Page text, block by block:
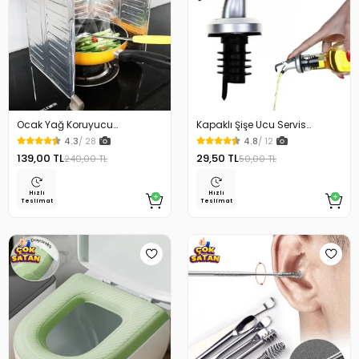
Ocak Yağ Koruyucu
Alüminyum Levha 32.5 x 84
Cm
4.3/ 28
139,00 TL240,00 TL
Hızlı
Teslimat
Kapaklı Şişe Ucu Servis
Aparatı Yağdanlık Tıpa
4.8/ 12
29,50 TL50,00 TL
Hızlı
Teslimat